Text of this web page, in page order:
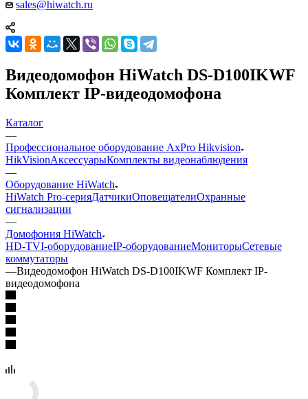
sales@hiwatch.ru
Видеодомофон HiWatch DS-D100IKWF
Комплект IP-видеодомофона
Каталог
—
Профессиональное оборудование AxPro Hikvision
HikVisionАксессуарыКомплекты видеонаблюдения
—
Оборудование HiWatch
HiWatch Pro-серияДатчикиОповещателиОхранные
сигнализации
—
Домофония HiWatch
HD-TVI-оборудованиеIP-оборудованиеМониторыСетевые
коммутаторы
—Видеодомофон HiWatch DS-D100IKWF Комплект IP-
видеодомофона